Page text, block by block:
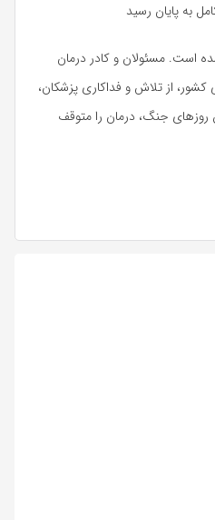
است. مسئولان و کادر درمان
کشور، از تلاش و فداکاری پزشکان،
روزهای جنگ، درمان را متوقف